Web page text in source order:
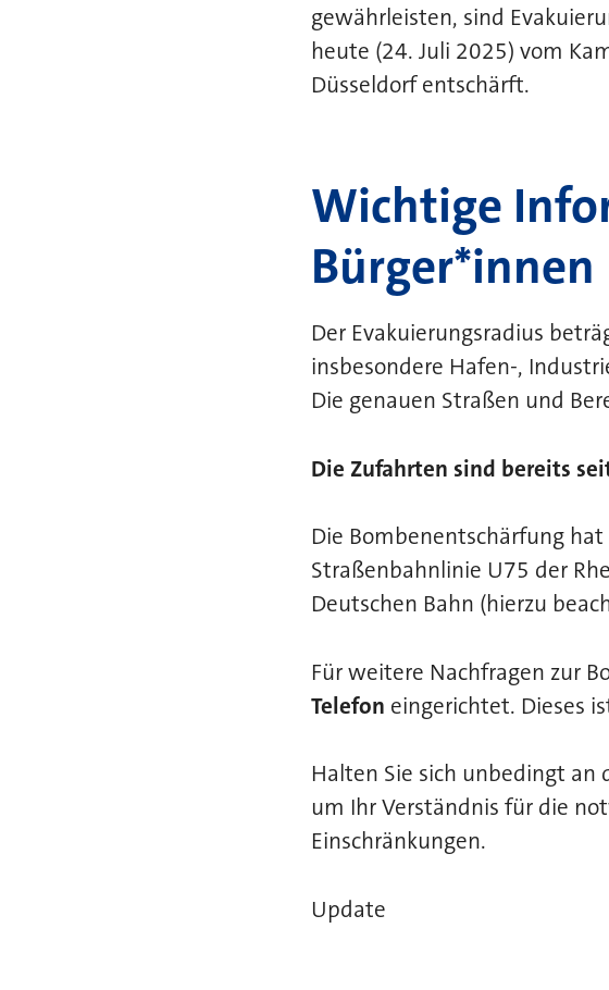
gewährleisten, sind
heute (24. Juli 2025) vom
Düsseldorf entschärft.
Wichtige
Bürger*innen
Der Evakuierungsradius
insbesondere Hafen-,
Die genauen Straßen und
Die Zufahrten sind bereits
Die Bombenentschärfung
Straßenbahnlinie U75 der
Deutschen Bahn (hierzu
Für weitere Nachfragen zur
Telefon eingerichtet. Dieses
Halten Sie sich unbedingt
um Ihr Verständnis für die
Einschränkungen.
Update